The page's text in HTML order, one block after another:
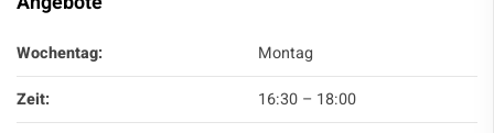
Wochentag:
Montag
Zeit:
16:30 – 18:00